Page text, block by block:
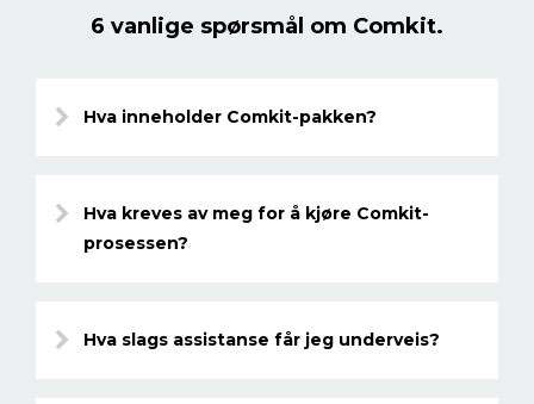
6 vanlige spørsmål om Comkit.
Hva inneholder Comkit-pakken?
Hva kreves av meg for å kjøre Comkit-
prosessen?
Hva slags assistanse får jeg underveis?